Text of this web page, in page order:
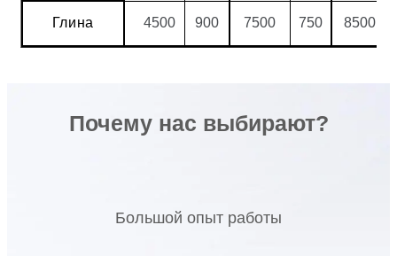
Глина 4500 900 7500 750 8500
Почему нас выбирают?
Большой опыт работы